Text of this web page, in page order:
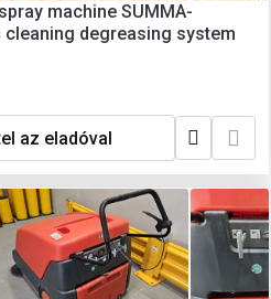
machine SUMMA-
cleaning degreasing system
az eladóval